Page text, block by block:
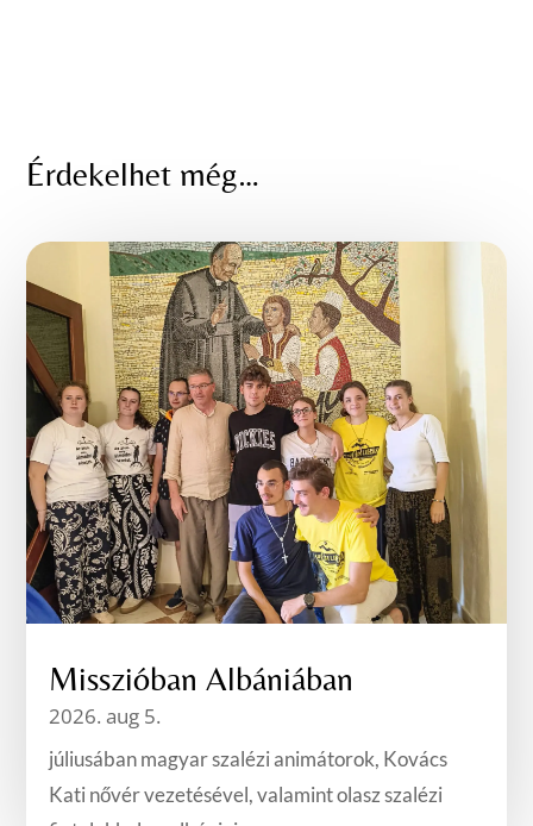
Érdekelhet még…
Misszióban Albániában
2026. aug 5.
júliusában magyar szalézi animátorok, Kovács
Kati nővér vezetésével, valamint olasz szalézi